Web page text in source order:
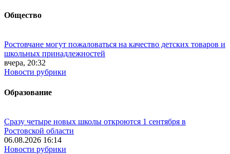
Общество
Ростовчане могут пожаловаться на качество детских товаров и
школьных принадлежностей
вчера, 20:32
Новости рубрики
Образование
Сразу четыре новых школы откроются 1 сентября в
Ростовской области
06.08.2026 16:14
Новости рубрики